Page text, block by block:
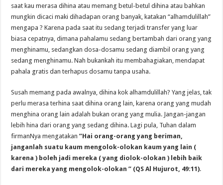
saat kau merasa dihina atau memang betul-betul dihina atau bahkan
mungkin dicaci maki dihadapan orang banyak, katakan “alhamdulillah”
mengapa ? Karena pada saat itu sedang terjadi transfer yang luar
biasa cepatnya, dimana pahalamu sedang bertambah dari orang yang
menghinamu, sedangkan dosa-dosamu sedang diambil orang yang
sedang menghinamu. Nah bukankah itu membahagiakan, mendapat
pahala gratis dan terhapus dosamu tanpa usaha.
Susah memang pada awalnya, dihina kok alhamdulillah? Yang jelas, tak
perlu merasa terhina saat dihina orang lain, karena orang yang mudah
menghina orang lain adalah bukan orang yang mulia. Jangan-jangan
lebih hina dari orang yang sedang dihina. Lagi pula, Tuhan dalam
firmanNya mengatakan”Hai orang-orang yang beriman,
janganlah suatu kaum mengolok-olokan kaum yang lain (
karena ) boleh jadi mereka ( yang diolok-olokan ) lebih baik
dari mereka yang mengolok-olokan ” (QS Al Hujurot, 49:11).